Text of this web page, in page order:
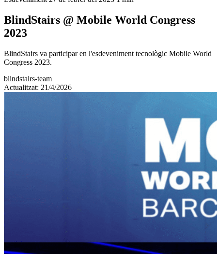
BlindStairs @ Mobile World Congress
2023
BlindStairs va participar en l'esdeveniment tecnològic Mobile World
Congress 2023.
blindstairs-team
Actualitzat: 21/4/2026